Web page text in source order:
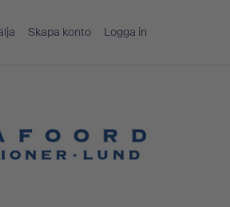
Skapa konto Logga in